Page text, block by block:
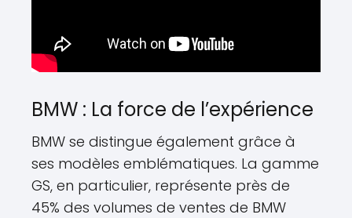
BMW : La force de l’expérience
BMW se distingue également grâce à
ses modèles emblématiques. La gamme
GS, en particulier, représente près de
45% des volumes de ventes de BMW